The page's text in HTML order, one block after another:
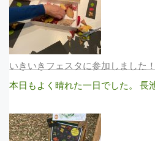
いきいきフェスタに参加しました！
本日もよく晴れた一日でした。 長